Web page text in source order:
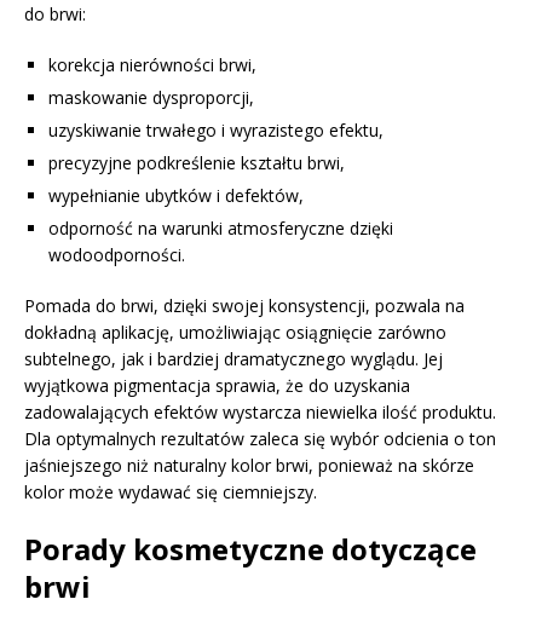
do brwi:
korekcja nierówności brwi,
maskowanie dysproporcji,
uzyskiwanie trwałego i wyrazistego efektu,
precyzyjne podkreślenie kształtu brwi,
wypełnianie ubytków i defektów,
odporność na warunki atmosferyczne dzięki
wodoodporności.
Pomada do brwi, dzięki swojej konsystencji, pozwala na
dokładną aplikację, umożliwiając osiągnięcie zarówno
subtelnego, jak i bardziej dramatycznego wyglądu. Jej
wyjątkowa pigmentacja sprawia, że do uzyskania
zadowalających efektów wystarcza niewielka ilość produktu.
Dla optymalnych rezultatów zaleca się wybór odcienia o ton
jaśniejszego niż naturalny kolor brwi, ponieważ na skórze
kolor może wydawać się ciemniejszy.
Porady kosmetyczne dotyczące
brwi